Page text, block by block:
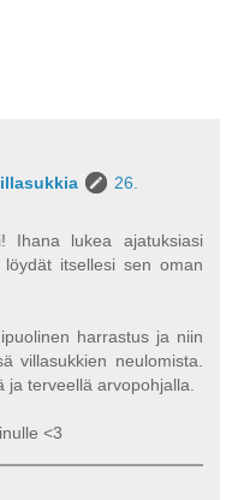
26.
Ihana lukea ajatuksiasi
itsellesi sen oman
harrastus ja niin
villasukkien neulomista.
terveellä arvopohjalla.
<3